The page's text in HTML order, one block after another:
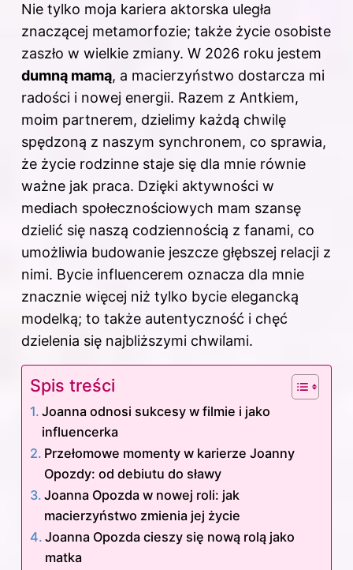
Nie tylko moja kariera aktorska uległa
znaczącej metamorfozie; także życie osobiste
zaszło w wielkie zmiany. W 2026 roku jestem
dumną mamą, a macierzyństwo dostarcza mi
radości i nowej energii. Razem z Antkiem,
moim partnerem, dzielimy każdą chwilę
spędzoną z naszym synchronem, co sprawia,
że życie rodzinne staje się dla mnie równie
ważne jak praca. Dzięki aktywności w
mediach społecznościowych mam szansę
dzielić się naszą codziennością z fanami, co
umożliwia budowanie jeszcze głębszej relacji z
nimi. Bycie influencerem oznacza dla mnie
znacznie więcej niż tylko bycie elegancką
modelką; to także autentyczność i chęć
dzielenia się najbliższymi chwilami.
Spis treści
Joanna odnosi sukcesy w filmie i jako
influencerka
Przełomowe momenty w karierze Joanny
Opozdy: od debiutu do sławy
Joanna Opozda w nowej roli: jak
macierzyństwo zmienia jej życie
Joanna Opozda cieszy się nową rolą jako
matka